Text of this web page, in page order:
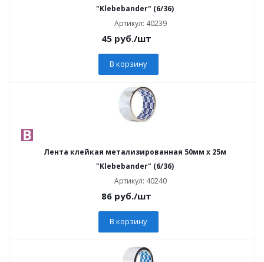
"Klebebander" (6/36)
Артикул: 40239
45руб./шт
В корзину
Лента клейкая метализированная 50мм х 25м
"Klebebander" (6/36)
Артикул: 40240
86руб./шт
В корзину